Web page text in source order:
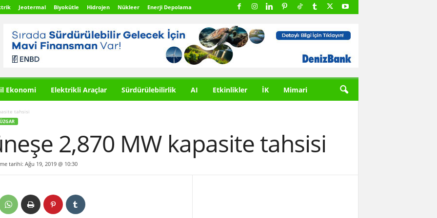
Jeotermal Biyokütle Hidrojen Nükleer Enerji Depolama
Ekonomi Elektrikli Araçlar Sürdürülebilirlik AI Etkinlikler İK Mimari
tahsisi
2,870 MW kapasite tahsisi
tarihi: Ağu 19, 2019 @ 10:30